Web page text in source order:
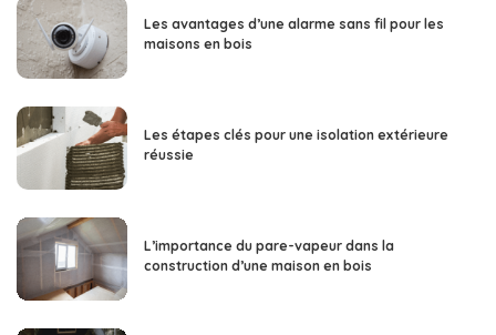
Les avantages d’une alarme sans fil pour les
maisons en bois
Les étapes clés pour une isolation extérieure
réussie
L’importance du pare-vapeur dans la
construction d’une maison en bois